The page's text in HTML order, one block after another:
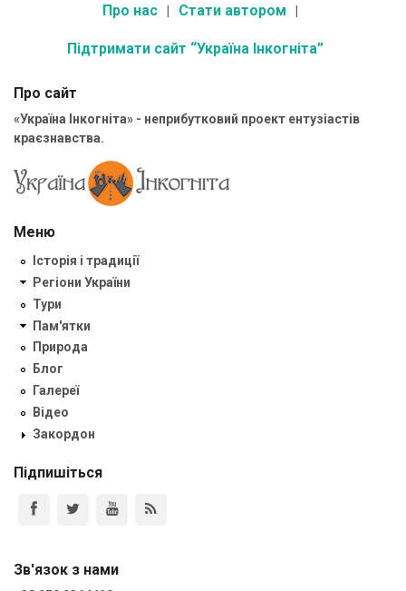
Про нас Стати автором
Підтримати сайт “Україна Інкогніта”
Про сайт
«Україна Інкогніта» - неприбутковий проект ентузіастів
краєзнавства.
Меню
Історія і традиції
Регіони України
Тури
Пам'ятки
Природа
Блог
Галереї
Відео
Закордон
Підпишіться
Зв'язок з нами